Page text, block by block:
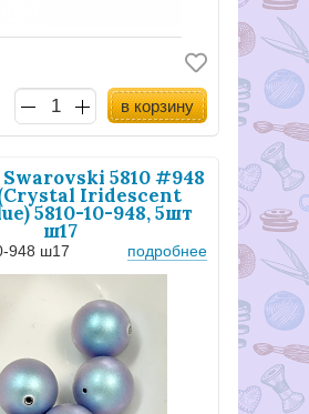
в корзину
5810 #948
Iridescent
5810-10-948, 5шт
ш17
948 ш17 подробнее